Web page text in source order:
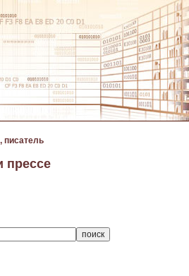
писатель
прессе